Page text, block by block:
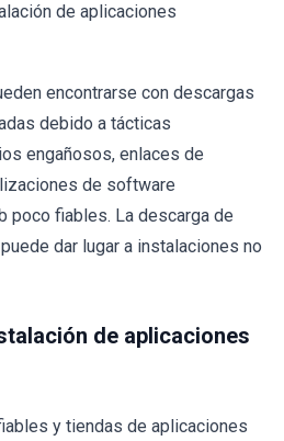
de aplicaciones
encontrarse con descargas
debido a tácticas
engañosos, enlaces de
de software
poco fiables. La descarga de
dar lugar a instalaciones no
de aplicaciones
y tiendas de aplicaciones